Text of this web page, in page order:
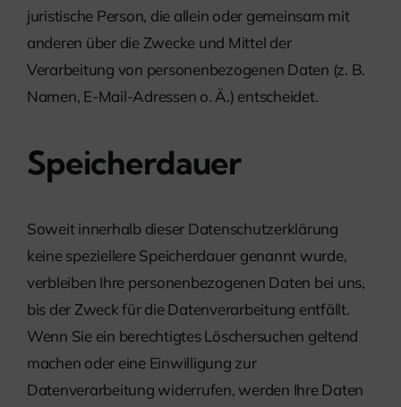
juristische Person, die allein oder gemeinsam mit
anderen über die Zwecke und Mittel der
Verarbeitung von personenbezogenen Daten (z. B.
Namen, E-Mail-Adressen o. Ä.) entscheidet.
Speicherdauer
Soweit innerhalb dieser Datenschutzerklärung
keine speziellere Speicherdauer genannt wurde,
verbleiben Ihre personenbezogenen Daten bei uns,
bis der Zweck für die Datenverarbeitung entfällt.
Wenn Sie ein berechtigtes Löschersuchen geltend
machen oder eine Einwilligung zur
Datenverarbeitung widerrufen, werden Ihre Daten